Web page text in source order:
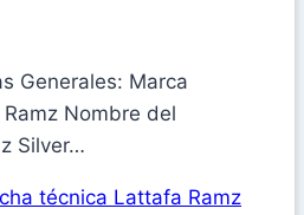
Generales: Marca
Nombre del
Silver…
técnica Lattafa Ramz